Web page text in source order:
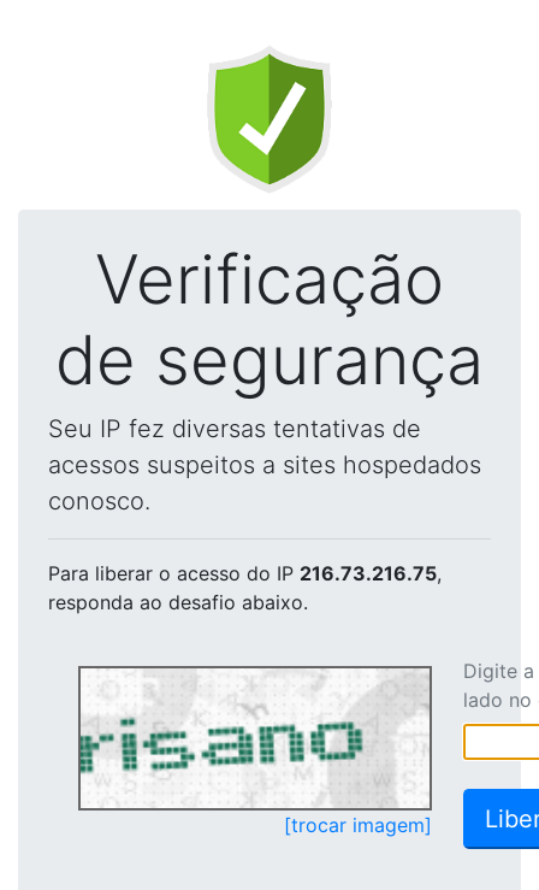
Verificação
de segurança
Seu IP fez diversas tentativas de
acessos suspeitos a sites hospedados
conosco.
Para liberar o acesso do IP 216.73.216.75,
responda ao desafio abaixo.
[trocar imagem]
Digite
lado no